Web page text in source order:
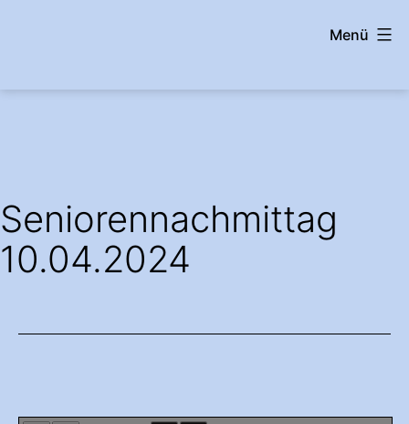
Menü
Seniorennachmittag
10.04.2024